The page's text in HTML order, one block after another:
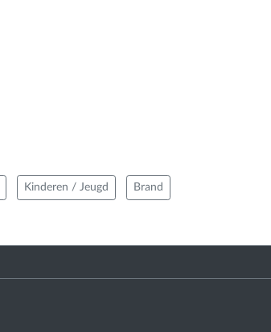
Kinderen / Jeugd Brand